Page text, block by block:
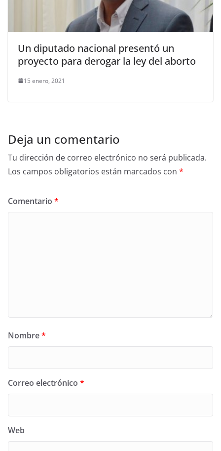
Un diputado nacional presentó un
proyecto para derogar la ley del aborto
15 enero, 2021
Deja un comentario
Tu dirección de correo electrónico no será publicada.
Los campos obligatorios están marcados con *
Comentario *
Nombre*
Correo electrónico *
Web